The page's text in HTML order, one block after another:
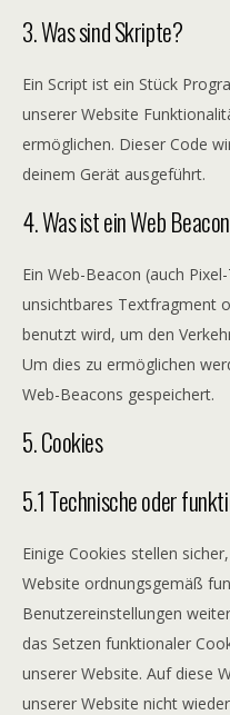
3. Was sind Skripte?
Ein Script ist ein Stück
unserer Website
ermöglichen. Dieser Code
deinem Gerät ausgeführt.
4. Was ist ein Web
Ein Web-Beacon (auch
unsichtbares Textfragment
benutzt wird, um den
Um dies zu ermöglichen
Web-Beacons gespeichert.
5. Cookies
5.1 Technische oder
Einige Cookies stellen
Website ordnungsgemäß
Benutzereinstellungen
das Setzen funktionaler
unserer Website. Auf diese
unserer Website nicht